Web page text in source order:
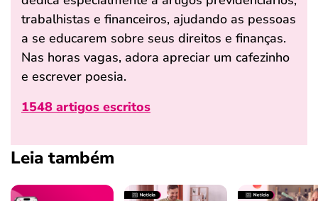
trabalhistas e financeiros, ajudando as pessoas
a se educarem sobre seus direitos e finanças.
Nas horas vagas, adora apreciar um cafezinho
e escrever poesia.
1548 artigos escritos
Leia também